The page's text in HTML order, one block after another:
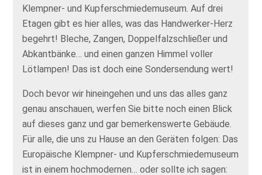
Klempner- und Kupferschmiedemuseum. Auf drei
Etagen gibt es hier alles, was das Handwerker-Herz
begehrt! Bleche, Zangen, Doppelfalzschließer und
Abkantbänke… und einen ganzen Himmel voller
Lötlampen! Das ist doch eine Sondersendung wert!
Doch bevor wir hineingehen und uns das alles ganz
genau anschauen, werfen Sie bitte noch einen Blick
auf dieses ganz und gar bemerkenswerte Gebäude.
Für alle, die uns zu Hause an den Geräten folgen: Das
Europäische Klempner- und Kupferschmiedemuseum
ist in einem hochmodernen… oder sollte ich sagen: